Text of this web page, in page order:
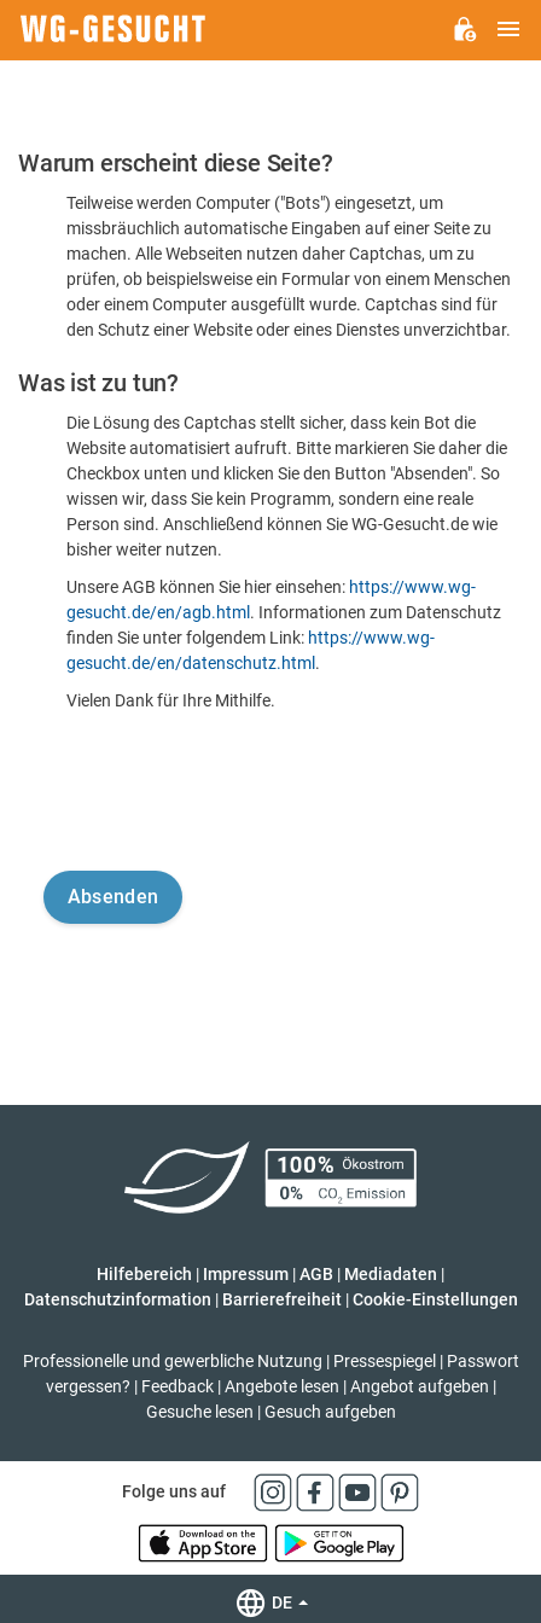
Bitte
dass
sind
Warum erscheint diese Seite?
Teilweise werden Computer ("Bots") eingesetzt, um
missbräuchlich automatische Eingaben auf einer Seite zu
machen. Alle Webseiten nutzen daher Captchas, um zu
prüfen, ob beispielsweise ein Formular von einem Menschen
oder einem Computer ausgefüllt wurde. Captchas sind für
den Schutz einer Website oder eines Dienstes unverzichtbar.
Was ist zu tun?
Die Lösung des Captchas stellt sicher, dass kein Bot die
Website automatisiert aufruft. Bitte markieren Sie daher die
Checkbox unten und klicken Sie den Button "Absenden". So
wissen wir, dass Sie kein Programm, sondern eine reale
Person sind. Anschließend können Sie WG-Gesucht.de wie
bisher weiter nutzen.
Unsere AGB können Sie hier einsehen: https://www.wg-
gesucht.de/en/agb.html . Informationen zum Datenschutz
finden Sie unter folgendem Link: https://www.wg-
gesucht.de/en/datenschutz.html .
Vielen Dank für Ihre Mithilfe.
Hilfebereich | Impressum |AGB | Mediadaten |
Datenschutzinformation | Barrierefreiheit | Cookie-Einstellungen
Professionelle und gewerbliche Nutzung | Pressespiegel | Passwort
vergessen? | Feedback | Angebote lesen | Angebot aufgeben |
Gesuche lesen | Gesuch aufgeben
Folge uns auf
DE